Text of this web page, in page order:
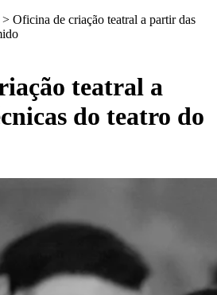
> Oficina de criação teatral a partir das
teatral a
do teatro do